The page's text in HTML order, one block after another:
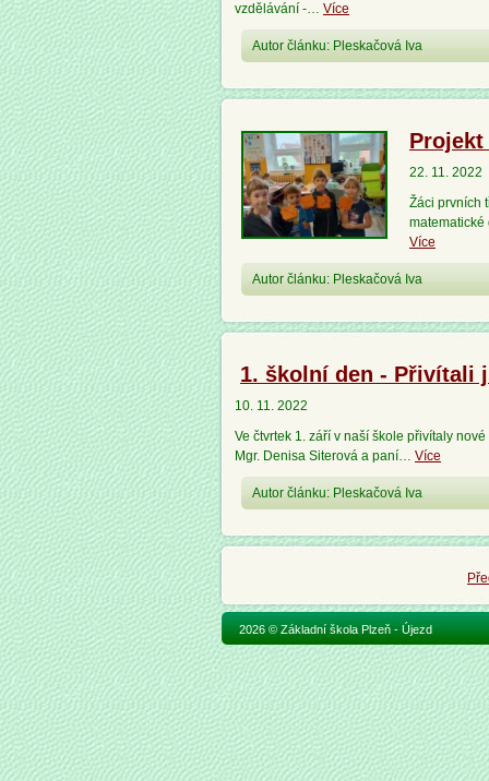
vzdělávání -… Více
Autor článku: Pleskačová Iva
Projekt
22. 11. 2022
Žáci prvních
Více
Autor článku: Pleskačová Iva
1. školní den - Přivítali
10. 11. 2022
Ve čtvrtek 1. září v naší škole přivítaly
Mgr. Denisa Siterová a paní… Více
Autor článku: Pleskačová Iva
2026 © Základní škola Plzeň - Újezd